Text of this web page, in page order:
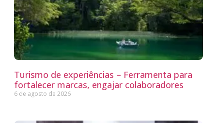
Turismo de experiências – Ferramenta para
fortalecer marcas, engajar colaboradores
6 de agosto de 2026